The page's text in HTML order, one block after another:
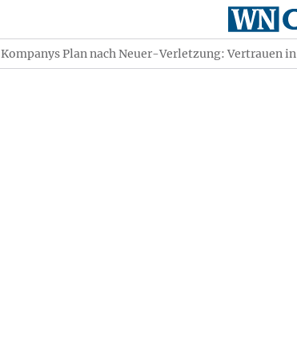
Kompanys Plan nach Neuer-Verletzung: Vertrauen